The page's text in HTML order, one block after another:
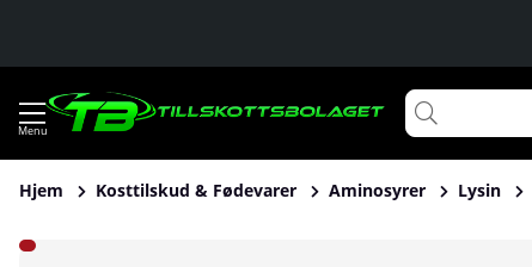
Hjem Kosttilskud & Fødevarer Aminosyrer Lysin
Produktbilleder Swedish Supplements L-Lysine, 90 caps